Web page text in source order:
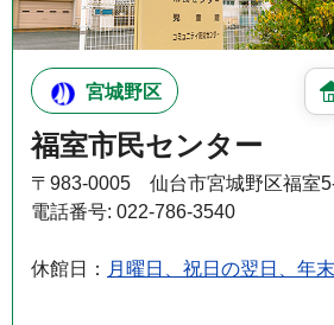
宮城野区
福室市民センター
〒983-0005 仙台市宮城野区福室
電話番号: 022-786-3540
休館日： 月曜日、祝日の翌日、年